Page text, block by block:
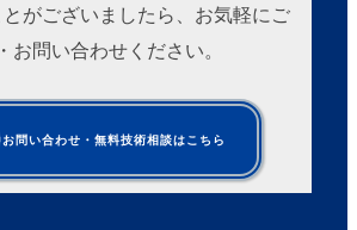
がございましたら、お気軽にご
お問い合わせください。
お問い合わせ・無料技術相談はこちら